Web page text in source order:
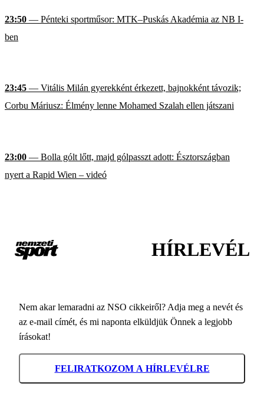
23:50 — Pénteki sportműsor: MTK–Puskás Akadémia az NB I-
ben
23:45 — Vitális Milán gyerekként érkezett, bajnokként távozik;
Corbu Máriusz: Élmény lenne Mohamed Szalah ellen játszani
23:00 — Bolla gólt lőtt, majd gólpasszt adott: Észtországban
nyert a Rapid Wien – videó
HÍRLEVÉL
Nem akar lemaradni az NSO cikkeiről? Adja meg a nevét és
az e-mail címét, és mi naponta elküldjük Önnek a legjobb
írásokat!
FELIRATKOZOM A HÍRLEVÉLRE